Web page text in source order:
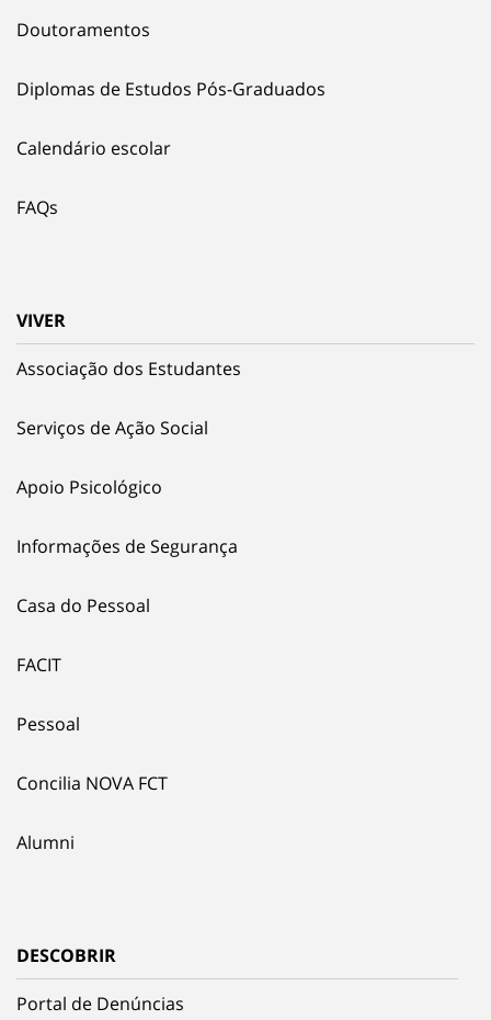
Doutoramentos
Diplomas de Estudos Pós-Graduados
Calendário escolar
FAQs
VIVER
Associação dos Estudantes
Serviços de Ação Social
Apoio Psicológico
Informações de Segurança
Casa do Pessoal
FACIT
Pessoal
Concilia NOVA FCT
Alumni
DESCOBRIR
Portal de Denúncias